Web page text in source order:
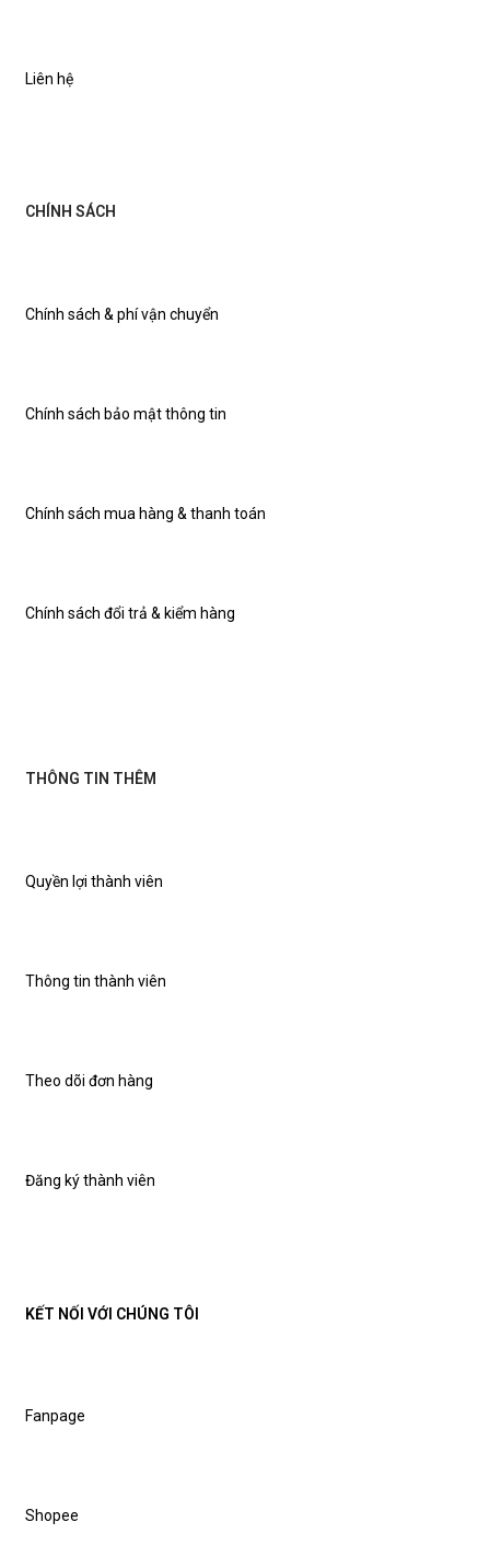
Liên hệ
THÔNG TIN THÊM
Quyền lợi thành viên
Thông tin thành viên
Theo dõi đơn hàng
Đăng ký thành viên
CHÍNH SÁCH
Chính sách bảo mật thông tin
Chính sách mua hàng & thanh toán
Chính sách đổi trả & kiểm hàng
Chính sách & phí vận chuyển
KẾT NỐI VỚI CHÚNG TÔI
Fanpage
Shopee